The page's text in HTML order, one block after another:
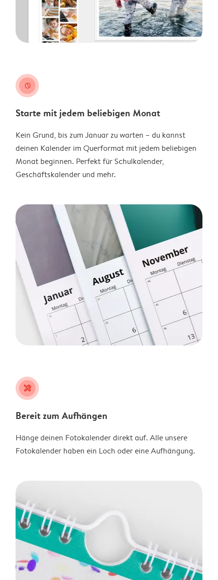
clock
Starte mit jedem beliebigen Monat
Kein Grund, bis zum Januar zu warten – du kannst
deinen Kalender im Querformat mit jedem beliebigen
Monat beginnen. Perfekt für Schulkalender,
Geschäftskalender und mehr.
tools
Bereit zum Aufhängen
Hänge deinen Fotokalender direkt auf. Alle unsere
Fotokalender haben ein Loch oder eine Aufhängung.